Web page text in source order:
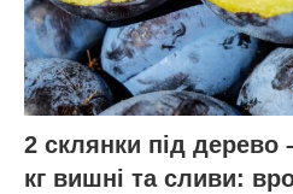
2 склянки під дерево
кг вишні та сливи: